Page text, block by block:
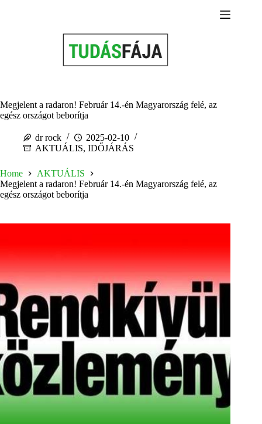
Megjelent a radaron! Február 14.-én Magyarország felé, az
egész országot beborítja
dr rock
2025-02-10
AKTUÁLIS, IDŐJÁRÁS
Home
AKTUÁLIS
Megjelent a radaron! Február 14.-én Magyarország felé, az
egész országot beborítja